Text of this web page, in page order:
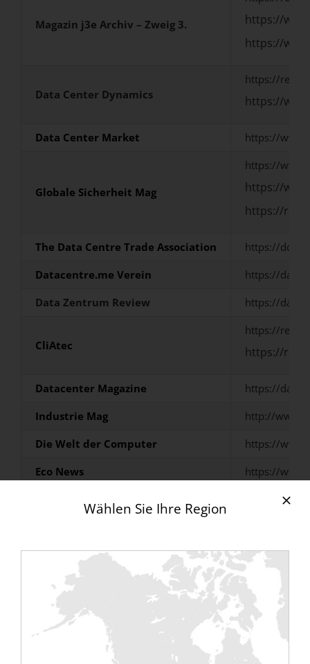
Magazin j3e Archiv – Zweig 3.
https://
https://
Data Center Dynamics
https://
https://
Data Center Market https://
Globale Sicherheit Mag
https://
https://
https://
The Data Centre Trade Association
https://dca-
Datacentre.me Verein
https://
Data Zentrum Review https://
CliAtec
https://
https://
Datacenter Magazine
https://
Industrie Mag
http://
Die Welt der Computer
https://
Eco News
https://
https://
unseren Partnern :
CliAtec, Rentaload service partner in Spain;
Connectium Uk – Rentaload „Delivering Data
Centre Commissioning Solutions“ ,
Messe Cloud Data Center Paris 2020 ,
Wählen Sie Ihre Region